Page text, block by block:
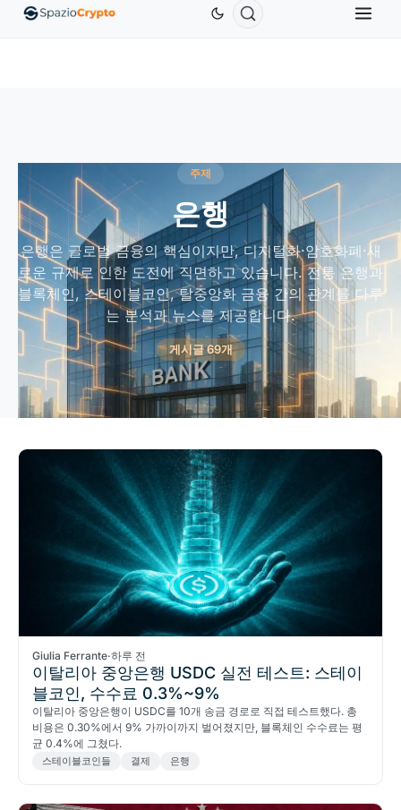
EthereumETHUS$1,880.58 TetherUSDTUS$0.9991 BNBBNB
주제
은행
은행은 글로벌 금융의 핵심이지만, 디지털화·암호화폐·새
로운 규제로 인한 도전에 직면하고 있습니다. 전통 은행과
블록체인, 스테이블코인, 탈중앙화 금융 간의 관계를 다루
는 분석과 뉴스를 제공합니다.
게시글 69개
Giulia Ferrante·하루 전
이탈리아 중앙은행 USDC 실전 테스트: 스테이
블코인, 수수료 0.3%~9%
이탈리아 중앙은행이 USDC를 10개 송금 경로로 직접 테스트했다. 총
비용은 0.30%에서 9% 가까이까지 벌어졌지만, 블록체인 수수료는 평
균 0.4%에 그쳤다.
스테이블코인들 결제 은행